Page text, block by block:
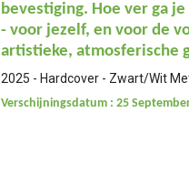
bevestiging. Hoe ver ga
- voor jezelf, en voor de
artistieke, atmosferische
2025 - Hardcover - Zwart/Wit
Verschijningsdatum : 25